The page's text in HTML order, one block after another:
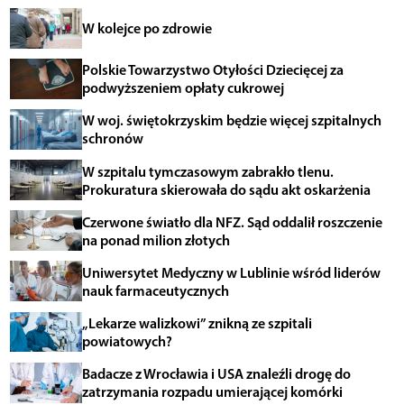
W kolejce po zdrowie
Polskie Towarzystwo Otyłości Dziecięcej za
podwyższeniem opłaty cukrowej
W woj. świętokrzyskim będzie więcej szpitalnych
schronów
W szpitalu tymczasowym zabrakło tlenu.
Prokuratura skierowała do sądu akt oskarżenia
Czerwone światło dla NFZ. Sąd oddalił roszczenie
na ponad milion złotych
Uniwersytet Medyczny w Lublinie wśród liderów
nauk farmaceutycznych
„Lekarze walizkowi” znikną ze szpitali
powiatowych?
Badacze z Wrocławia i USA znaleźli drogę do
zatrzymania rozpadu umierającej komórki